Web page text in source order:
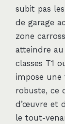
subit pas
de garage
zone
atteindre
classes T1
impose
robuste, ce
d’œuvre et
le tout-